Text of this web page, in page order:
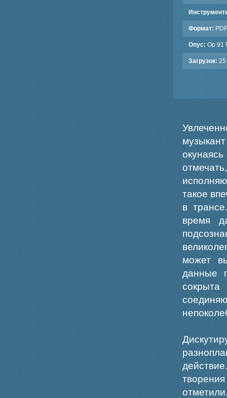
Формат: PDF
Опус: Op.91
Загрузок: 25
такое
в
время
может
данные